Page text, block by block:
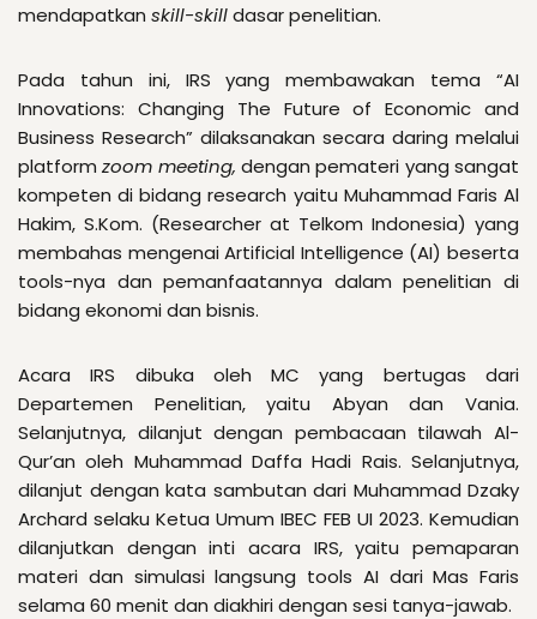
mendapatkan skill-skilldasar penelitian.
Pada tahun ini, IRS yang membawakan tema “AI
Innovations: Changing The Future of Economic and
Business Research” dilaksanakan secara daring melalui
platformzoom meeting,dengan pemateri yang sangat
kompeten di bidang research yaitu Muhammad Faris Al
Hakim, S.Kom. (Researcher at Telkom Indonesia) yang
membahas mengenai Artificial Intelligence (AI) beserta
tools-nya dan pemanfaatannya dalam penelitian di
bidang ekonomi dan bisnis.
Acara IRS dibuka oleh MC yang bertugas dari
Departemen Penelitian, yaitu Abyan dan Vania.
Selanjutnya, dilanjut dengan pembacaan tilawah Al-
Qur’an oleh Muhammad Daffa Hadi Rais. Selanjutnya,
dilanjut dengan kata sambutan dari Muhammad Dzaky
Archard selaku Ketua Umum IBEC FEB UI 2023. Kemudian
dilanjutkan dengan inti acara IRS, yaitu pemaparan
materi dan simulasi langsung tools AI dari Mas Faris
selama 60 menit dan diakhiri dengan sesi tanya-jawab.